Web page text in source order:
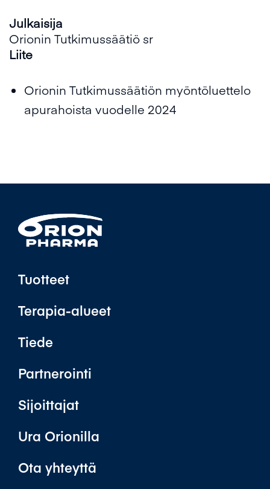
Julkaisija
Orionin Tutkimussäätiö sr
Liite
Orionin Tutkimussäätiön myöntöluettelo
apurahoista vuodelle 2024
Tuotteet
Terapia-alueet
Tiede
Partnerointi
Sijoittajat
Ura Orionilla
Ota yhteyttä